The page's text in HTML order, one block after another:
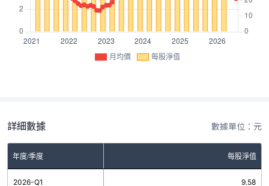
月均價 每股淨值
詳細數據 數據單位：元
年度/季度 每股淨值
2026-Q1 9.58